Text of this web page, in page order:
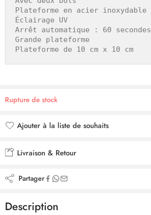
Plateforme en acier inoxydable
Éclairage UV
Arrêt automatique : 60 secondes
Grande plateforme
Plateforme de 10 cm x 10 cm
Rupture de stock
Ajouter à la liste de souhaits
Livraison & Retour
Partager
Description